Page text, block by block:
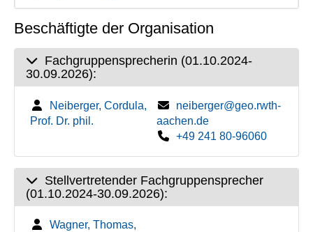
Beschäftigte der Organisation
Fachgruppensprecherin (01.10.2024-
30.09.2026):
Neiberger, Cordula,
Prof. Dr. phil.
neiberger@geo.rwth-
aachen.de
+49 241 80-96060
Stellvertretender Fachgruppensprecher
(01.10.2024-30.09.2026):
Wagner, Thomas,